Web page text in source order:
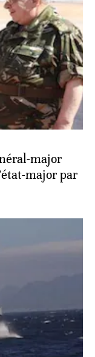
major
major par